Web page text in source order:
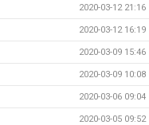
2020-03-12 21:16
2020-03-12 16:19
2020-03-09 15:46
2020-03-09 10:08
2020-03-06 09:04
2020-03-05 09:52